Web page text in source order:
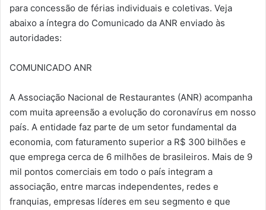
para concessão de férias individuais e coletivas. Veja
abaixo a íntegra do Comunicado da ANR enviado às
autoridades:
COMUNICADO ANR
A Associação Nacional de Restaurantes (ANR) acompanha
com muita apreensão a evolução do coronavírus em nosso
país. A entidade faz parte de um setor fundamental da
economia, com faturamento superior a R$ 300 bilhões e
que emprega cerca de 6 milhões de brasileiros. Mais de 9
mil pontos comerciais em todo o país integram a
associação, entre marcas independentes, redes e
franquias, empresas líderes em seu segmento e que